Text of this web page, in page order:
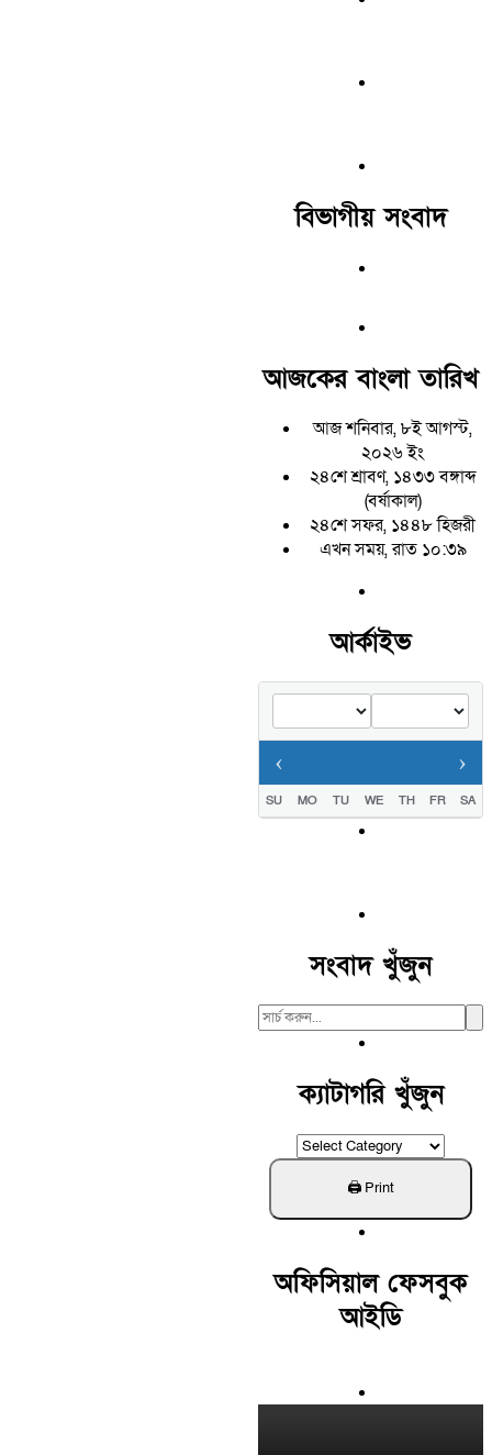
বিভাগীয় সংবাদ
আজকের বাংলা তারিখ
আজ শনিবার, ৮ই আগস্ট,
২০২৬ ইং
২৪শে শ্রাবণ, ১৪৩৩ বঙ্গাব্দ
(বর্ষাকাল)
২৪শে সফর, ১৪৪৮ হিজরী
এখন সময়, রাত ১০:৩৯
আর্কাইভ
‹ ›
SU MO TU WE TH FR SA
সংবাদ খুঁজুন
Search
ক্যাটাগরি খুঁজুন
ক্যাটাগরি
খুঁজুন
অফিসিয়াল ফেসবুক
আইডি